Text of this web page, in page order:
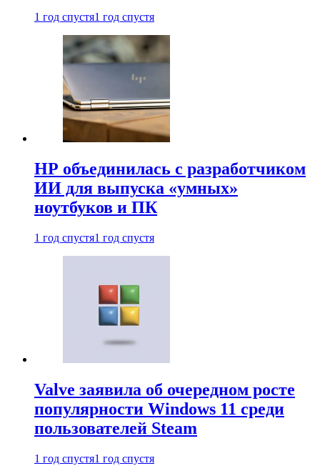
1 год спустя1 год спустя
HP объединилась с разработчиком
ИИ для выпуска «умных»
ноутбуков и ПК
1 год спустя1 год спустя
Valve заявила об очередном росте
популярности Windows 11 среди
пользователей Steam
1 год спустя1 год спустя